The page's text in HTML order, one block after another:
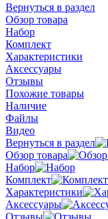
Вернуться в раздел
Обзор товара
Набор
Комплект
Характеристики
Аксессуары
Отзывы
Похожие товары
Наличие
Файлы
Видео
Вернуться в раздел
Обзор товара
Набор
Комплект
Характеристики
Аксессуары
Отзывы